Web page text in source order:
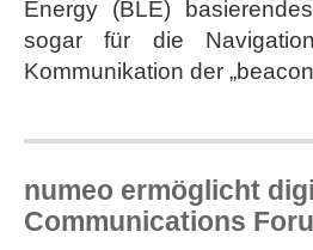
Energy (BLE)
sogar für die
Kommunikation der
numeo ermöglicht
Communications